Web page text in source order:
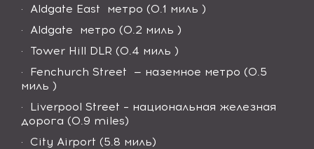
·
Aldgate East метро (0.1 миль )
·
Aldgate метро (0.2 миль )
·
Tower Hill DLR (0.4 миль )
·
Fenchurch Street — наземное метро (0.5
миль )
·
Liverpool Street – национальная железная
дорога (0.9 miles)
· City Airport (5.8 миль)